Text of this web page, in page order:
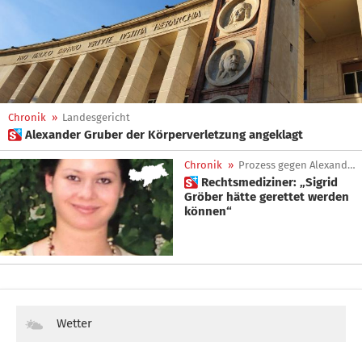
Chronik » Landesgericht
 Alexander Gruber der Körperverletzung angeklagt
Chronik » Prozess gegen Alexander Gruber
 Rechtsmediziner: „Sigrid
Gröber hätte gerettet werden
können“
Wetter